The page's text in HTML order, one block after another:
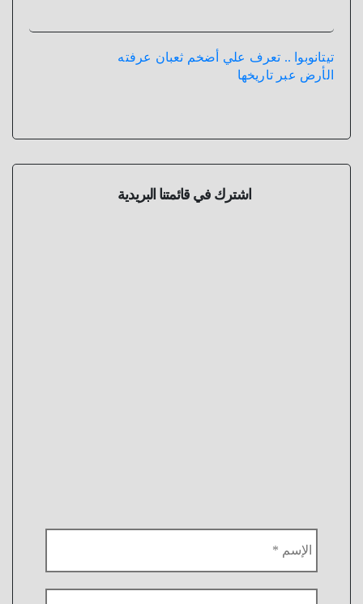
تيتانوبوا .. تعرف علي أضخم ثعبان عرفته
الأرض عبر تاريخها
اشترك في قائمتنا البريدية